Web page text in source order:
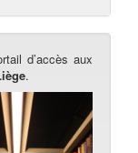
d’accès aux
.